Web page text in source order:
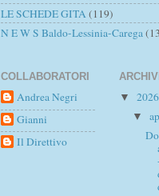
LE SCHEDE GITA (119)
N E W S Baldo-Lessinia-Carega
COLLABORATORI
Andrea Negri
Gianni
Il Direttivo
▼ 2026
▼